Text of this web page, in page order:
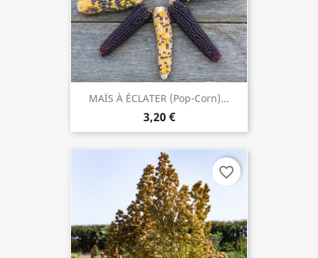
MAÏS À ÉCLATER (Pop-Corn)...
3,20 €
favorite_border